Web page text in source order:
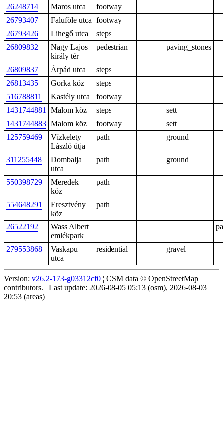
26248714
Maros utca
footway
26793407
Faluföle utca footway
26793426
Lihegő utca
steps
26809832
Nagy Lajos
király tér
pedestrian paving_stones
26809837 Árpád utca
steps
26813435
Gorka köz
steps
516788811
Kastély utca
footway
1431744881
Malom köz steps
sett
1431744883 Malom köz footway
sett
125759469
Vízkelety
László útja
path ground
311255448
Dombalja
utca
path ground
550398729
Meredek
köz
path
554648291
Eresztvény
köz
path
26522192
Wass Albert
emlékpark
279553868
Vaskapu
utca
residential gravel
Version: v26.2-173-g03312cf0 ¦ OSM data © OpenStreetMap
contributors. ¦ Last update: 2026-08-05 05:13 (osm), 2026-08-03
20:53 (areas)